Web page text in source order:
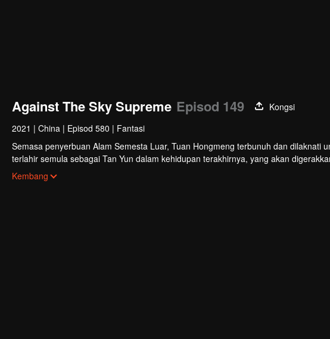
Against The Sky Supreme Episod 149
Kongsi
2021 | China | Episod 580 | Fantasi
Semasa penyerbuan Alam Semesta Luar, Tuan Hongmeng terbunuh dan dilaknati
terlahir semula sebagai Tan Yun dalam kehidupan terakhirnya, yang akan
perkahwinan, Tan Yun terserempak dengan tunangnya yang berlaku curang dan
Yun memiliki bakat tahap Dewa untuk meningkatkan pertumbuhannya.
Kembang